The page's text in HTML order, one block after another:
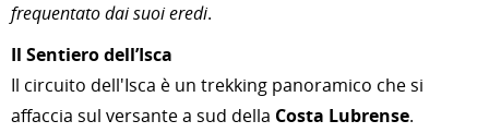
frequentato dai suoi eredi.
Il Sentiero dell’Isca
Il circuito dell'Isca è un trekking panoramico che si
affaccia sul versante a sud della Costa Lubrense.